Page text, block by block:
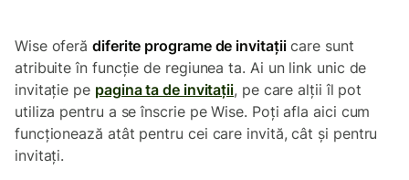
Wise oferădiferite programe de invitațiicare sunt
atribuite în funcție de regiunea ta. Ai un link unic de
invitație pe pagina ta de invitații, pe care alții îl pot
utiliza pentru a se înscrie pe Wise. Poți afla aici cum
funcționează atât pentru cei care invită, cât și pentru
invitați.